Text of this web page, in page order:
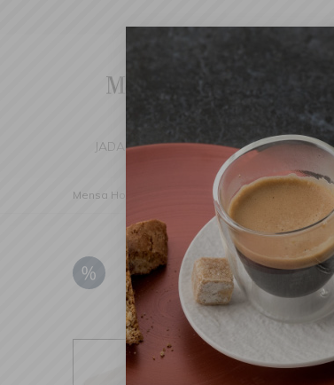
JADALNIA KUCHNIA DOM
Mensa Home Pieczenie